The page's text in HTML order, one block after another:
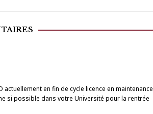
en fin de cycle licence en maintenance
si possible dans votre Université pour la rentrée